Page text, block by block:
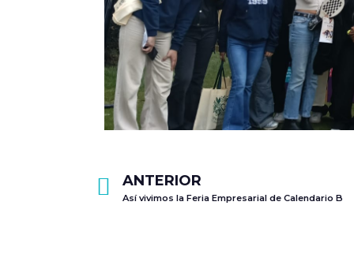
ANTERIOR
Así vivimos la Feria Empresarial de Calendario B